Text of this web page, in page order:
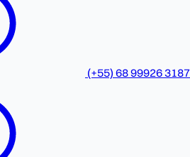
(+55) 68 99926 3187